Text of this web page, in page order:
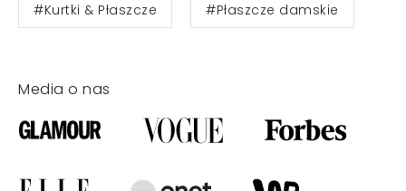
#Kurtki & Płaszcze #Płaszcze damskie
Media o nas